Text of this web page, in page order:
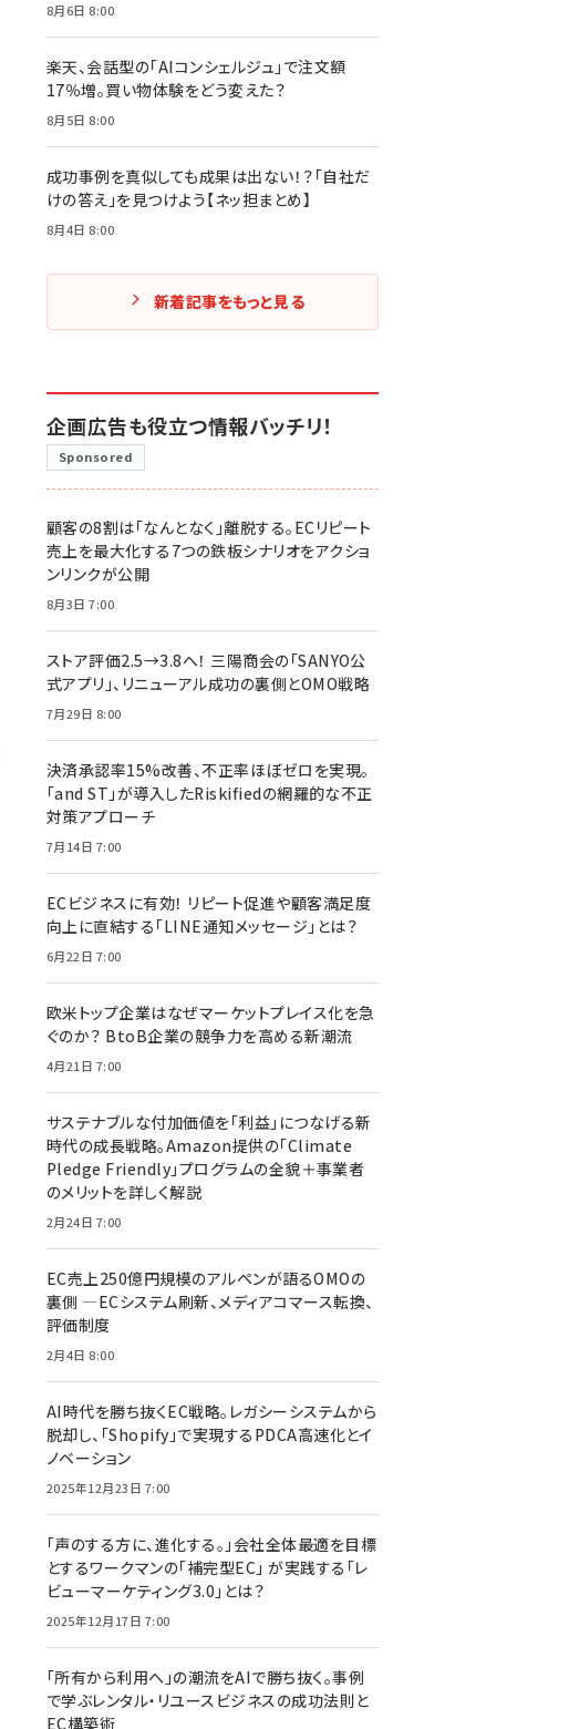
8月6日 8:00
楽天、会話型の「AIコンシェルジュ」で注文額
17％増。買い物体験をどう変えた？
8月5日 8:00
成功事例を真似しても成果は出ない！？「自社だ
けの答え」を見つけよう【ネッ担まとめ】
8月4日 8:00
新着記事をもっと見る
企画広告も役立つ情報バッチリ！
Sponsored
顧客の8割は「なんとなく」離脱する。ECリピート
売上を最大化する7つの鉄板シナリオをアクショ
ンリンクが公開
8月3日 7:00
ストア評価2.5→3.8へ！ 三陽商会の「SANYO公
式アプリ」、リニューアル成功の裏側とOMO戦略
7月29日 8:00
決済承認率15%改善、不正率ほぼゼロを実現。
「and ST」が導入したRiskifiedの網羅的な不正
対策アプローチ
7月14日 7:00
ECビジネスに有効！ リピート促進や顧客満足度
向上に直結する「LINE通知メッセージ」とは？
6月22日 7:00
欧米トップ企業はなぜマーケットプレイス化を急
ぐのか？ BtoB企業の競争力を高める新潮流
4月21日 7:00
サステナブルな付加価値を「利益」につなげる新
時代の成長戦略。Amazon提供の「Climate
Pledge Friendly」プログラムの全貌＋事業者
のメリットを詳しく解説
2月24日 7:00
EC売上250億円規模のアルペンが語るOMOの
裏側 ―ECシステム刷新、メディアコマース転換、
評価制度
2月4日 8:00
AI時代を勝ち抜くEC戦略。レガシーシステムから
脱却し、「Shopify」で実現するPDCA高速化とイ
ノベーション
2025年12月23日 7:00
「声のする方に、進化する。」会社全体最適を目標
とするワークマンの「補完型EC」 が実践する「レ
ビューマーケティング3.0」とは？
2025年12月17日 7:00
「所有から利用へ」の潮流をAIで勝ち抜く。事例
で学ぶレンタル・リユースビジネスの成功法則と
EC構築術